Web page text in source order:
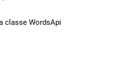
classe WordsApi